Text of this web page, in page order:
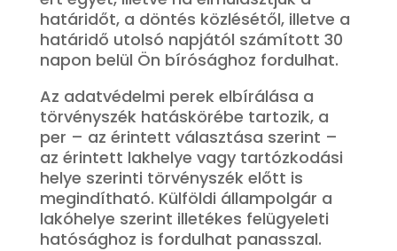
határidőt, a döntés közlésétől, illetve a
határidő utolsó napjától számított 30
napon belül Ön bírósághoz fordulhat.
Az adatvédelmi perek elbírálása a
törvényszék hatáskörébe tartozik, a
per – az érintett választása szerint –
az érintett lakhelye vagy tartózkodási
helye szerinti törvényszék előtt is
megindítható. Külföldi állampolgár a
lakóhelye szerint illetékes felügyeleti
hatósághoz is fordulhat panasszal.